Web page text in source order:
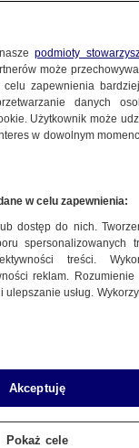
podmioty
może
zapewnienia
danych
Użytkownik może
w dowolnym
w celu zapewnienia:
dostęp do nich.
spersonalizowanych
treści.
reklam.
ulepszanie usług.
Akceptuję
Pokaż cele